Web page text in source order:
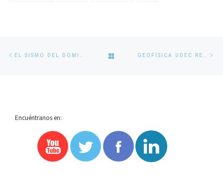
de
VOLVER
ENTRADAS
Encuéntranos en: